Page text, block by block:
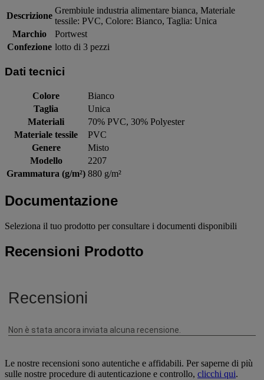
Descrizione
Grembiule industria alimentare bianca, Materiale
tessile: PVC, Colore: Bianco, Taglia: Unica
Marchio
Portwest
Confezione lotto di 3 pezzi
Dati tecnici
Colore
Bianco
Taglia
Unica
Materiali
70% PVC, 30% Polyester
Materiale tessile
PVC
Genere
Misto
Modello
2207
Grammatura (g/m²) 880 g/m²
Documentazione
Seleziona il tuo prodotto per consultare i documenti disponibili
Recensioni Prodotto
Le nostre recensioni sono autentiche e affidabili. Per saperne di più
sulle nostre procedure di autenticazione e controllo, clicchi qui.